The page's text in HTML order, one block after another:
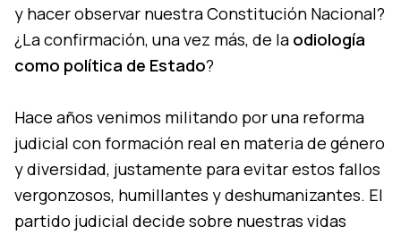
y hacer observar nuestra Constitución Nacional?
¿La confirmación, una vez más, de la odiología
como política de Estado?
Hace años venimos militando por una reforma
judicial con formación real en materia de género
y diversidad, justamente para evitar estos fallos
vergonzosos, humillantes y deshumanizantes. El
partido judicial decide sobre nuestras vidas